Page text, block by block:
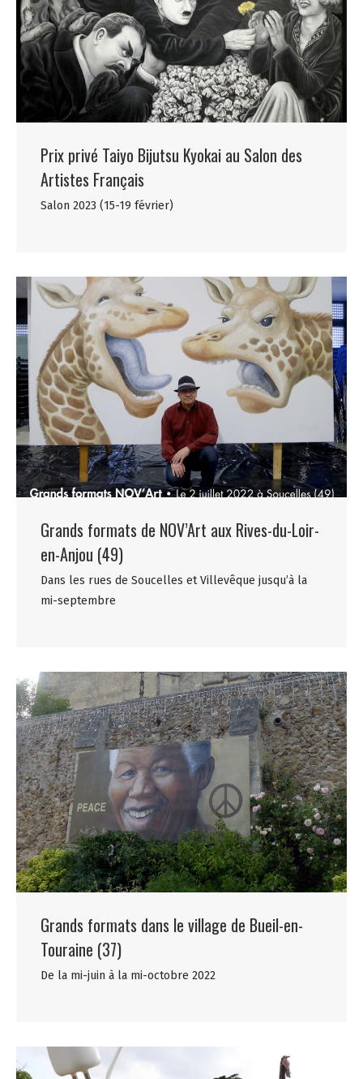
Prix privé Taiyo Bijutsu Kyokai au Salon des
Artistes Français
Salon 2023 (15-19 février)
Grands formats de NOV’Art aux Rives-du-Loir-
en-Anjou (49)
Dans les rues de Soucelles et Villevêque jusqu’à la
mi-septembre
Grands formats dans le village de Bueil-en-
Touraine (37)
De la mi-juin à la mi-octobre 2022